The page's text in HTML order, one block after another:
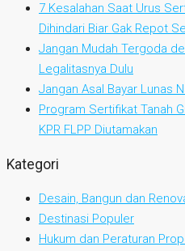
7 Kesalahan Saat Urus
Dihindari Biar Gak Repot
Jangan Mudah Tergoda
Legalitasnya Dulu
Jangan Asal Bayar Lunas
Program Sertifikat Tanah
KPR FLPP Diutamakan
Kategori
Desain, Bangun dan
Destinasi Populer
Hukum dan Peraturan